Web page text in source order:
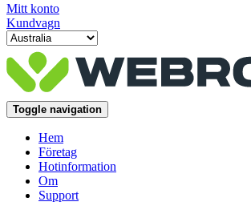
Mitt konto
Kundvagn
Toggle navigation
Hem
Företag
Hotinformation
Om
Support